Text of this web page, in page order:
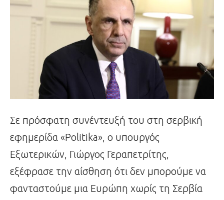
Σε πρόσφατη συνέντευξή του στη σερβική
εφημερίδα «Politika», ο υπουργός
Εξωτερικών, Γιώργος Γεραπετρίτης,
εξέφρασε την αίσθηση ότι δεν μπορούμε να
φανταστούμε μια Ευρώπη χωρίς τη Σερβία